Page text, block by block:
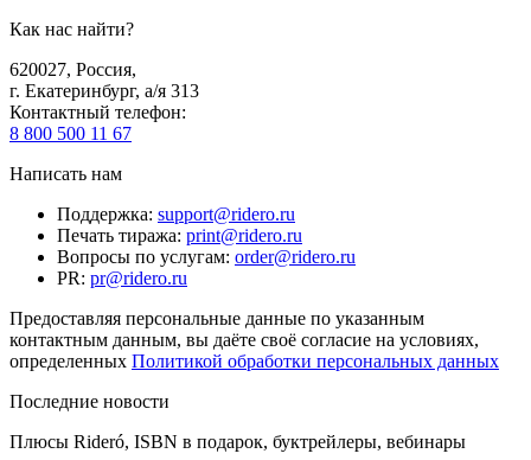
Как нас найти?
620027, Россия,
г. Екатеринбург, а/я 313
Контактный телефон:
8 800 500 11 67
Написать нам
Поддержка: support@ridero.ru
Печать тиража: print@ridero.ru
Вопросы по услугам: order@ridero.ru
PR: pr@ridero.ru
Предоставляя персональные данные по указанным
контактным данным, вы даёте своё согласие на условиях,
определенных Политикой обработки персональных данных
Последние новости
Плюсы Rideró, ISBN в подарок, буктрейлеры, вебинары